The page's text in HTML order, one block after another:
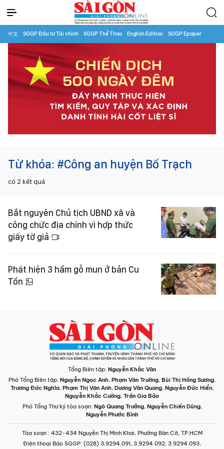
中文 SGGP Đầu tư Tài chính SGGP Thể Thao English Edition SGGP Epaper
Từ khóa: #Công an huyện Bố Trạch
có 2 kết quả
Bắt nguyên Chủ tịch UBND xã và
công chức địa chính vì hợp thức
giấy tờ giả
Phát hiện 3 hầm gỗ mun ở bản Cu
Tồn
Tổng Biên tập: Nguyễn Khắc Văn
Phó Tổng Biên tập: Nguyễn Ngọc Anh, Phạm Văn Trường, Bùi Thị Hồng Sương,
Trương Đức Nghĩa, Phạm Thị Vân Anh, Dương Văn Quang, Nguyễn Đức Hiển,
Nguyễn Khắc Cường, Trần Gia Bảo
Phó Tổng Thư ký tòa soạn: Ngô Quang Trưởng, Nguyễn Chiến Dũng,
Nguyễn Phước Bình
Tòa soạn : 432-434 Nguyễn Thị Minh Khai, Phường Bàn Cờ, TP.HCM
Điện thoại Báo SGGP: (028) 3.9294.091, 3.9294.092, 3.9294.093,